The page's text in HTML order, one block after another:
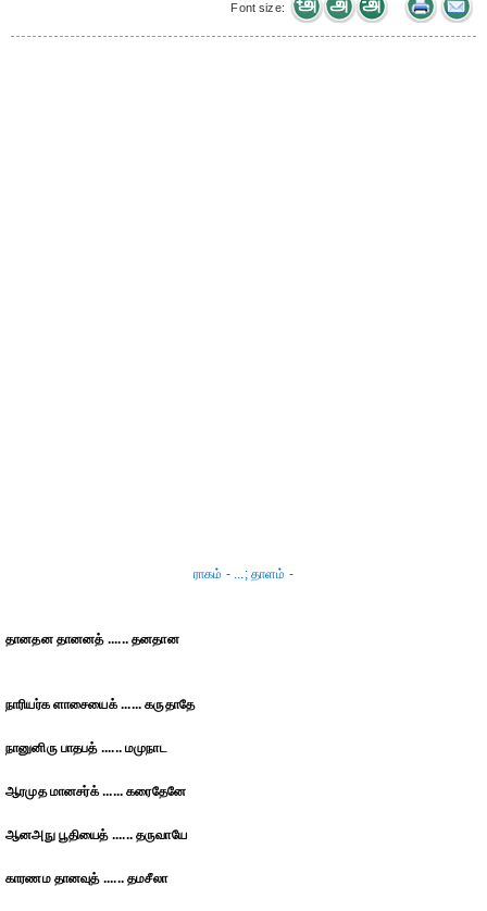
Font size:
ராகம் - ...; தாளம் -
தானதன தானனத் ...... தனதான
நாரியர்க ளாசையைக் ...... கருதாதே
நானுனிரு பாதபத் ...... மமுநாட
ஆரமுத மானசர்க் ...... கரைதேனே
ஆனஅநு பூதியைத் ...... தருவாயே
காரணம தானவுத் ...... தமசீலா